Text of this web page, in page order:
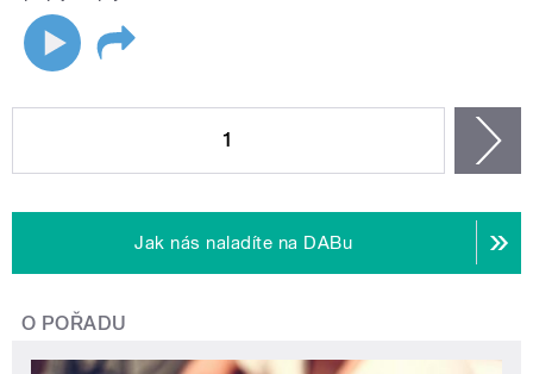
1
Jak nás naladíte na DABu
O POŘADU